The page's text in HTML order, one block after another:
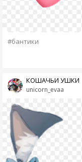
#бантики
unicorn_evaa
КОШАЧЬИ УШКИ